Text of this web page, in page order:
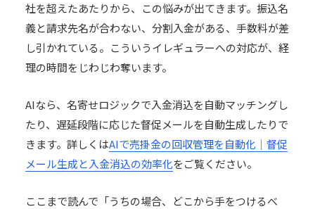
社を超えたあたりから、この悩みが出てきます。振込名
義と請求先名が合わない、分割入金がある、手数料が差
し引かれている。こういうイレギュラーへの対応が、経
理の時間をじわじわ奪います。
AIなら、名寄せロジックで入金消込を自動マッチングし
たり、遅延段階に応じた督促メールを自動生成したりで
きます。詳しくはAIで売掛金の回収管理を自動化｜督促
メール生成と入金消込の効率化をご覧ください。
ここまで読んで「うちの場合、どこから手をつけるべ